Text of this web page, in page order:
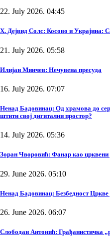
22. July 2026. 04:45
Х. Дејвид Солс: Косово и Украјина:
21. July 2026. 05:58
Илијан Минчев: Нечувена пресуда
16. July 2026. 07:07
Ненад Бадовинац: Од храмова до
штити свој дигитални простор?
14. July 2026. 05:36
Зоран Чворовић: Фанар као црквени
29. June 2026. 05:10
Ненад Бадовинац: Безбедност
26. June 2026. 06:07
Слободан Антонић: Грађанистичка